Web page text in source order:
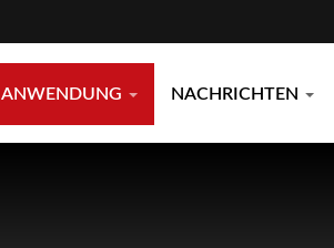
ANWENDUNG NACHRICHTEN